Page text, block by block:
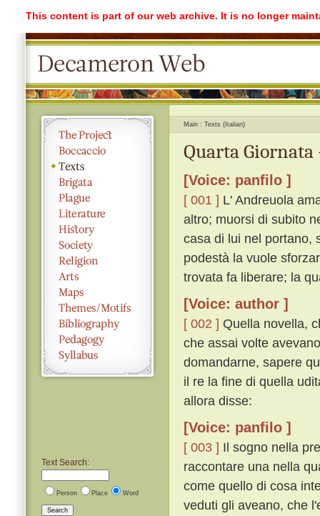
This content is part of our web archive. It is no longer
Text Search:
Person Place Word
Search
Main Texts (Italian)
Quarta Giornata
[Voice: panfilo ]
[ 001 ] L' Andreuola
altro; muorsi di subito
casa di lui nel portano,
podestà la vuole
trovata fa liberare; la
[Voice: author ]
[ 002 ] Quella novella,
che assai volte
domandarne, sapere
il re la fine di quella
allora disse:
[Voice: panfilo ]
[ 003 ] Il sogno nella
raccontare una nella
come quello di cosa
veduti gli aveano, che